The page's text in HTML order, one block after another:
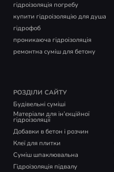
гідроізоляція погребу
купити гідроізоляцію для душа
гідрофоб
проникаюча гідроізоляція
ремонтна суміш для бетону
РОЗДІЛИ САЙТУ
Будівельні суміші
Матеріали для ін’єкційної
гідроізоляції
Добавки в бетон і розчин
Клеї для плитки
Суміш шпаклювальна
Гідроізоляція підвалу